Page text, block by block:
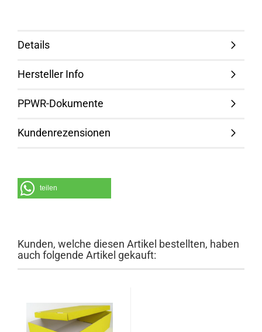
Details
Hersteller Info
PPWR-Dokumente
Kundenrezensionen
teilen
Kunden, welche diesen Artikel bestellten, haben
auch folgende Artikel gekauft: